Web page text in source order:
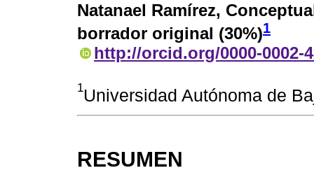
Natanael Ramírez,
borrador original (30%)1
http://orcid.org/0000-0002-
1Universidad Autónoma de
RESUMEN